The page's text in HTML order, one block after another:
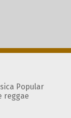
Popular
reggae